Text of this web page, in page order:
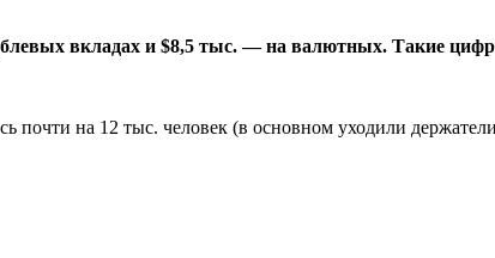
вкладах и $8,5 тыс. — на валютных. Такие
почти на 12 тыс. человек (в основном уходили